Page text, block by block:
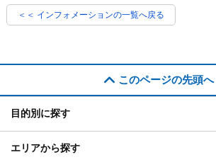
＜＜ インフォメーションの一覧へ戻る
このページの先頭へ
目的別に探す
エリアから探す